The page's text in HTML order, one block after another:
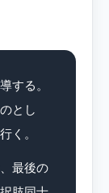
する。
とし
く。
最後の